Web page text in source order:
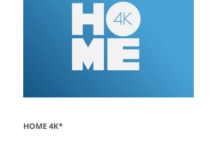
HOME 4K*